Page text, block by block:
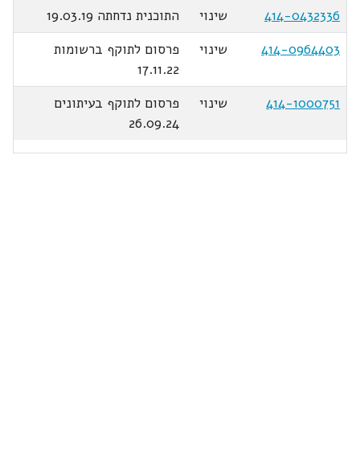
414-0432336
שינוי
התוכנית נדחתה 19.03.19
414-0964403
שינוי
פרסום לתוקף ברשומות
17.11.22
414-1000751
שינוי
פרסום לתוקף בעיתונים
26.09.24